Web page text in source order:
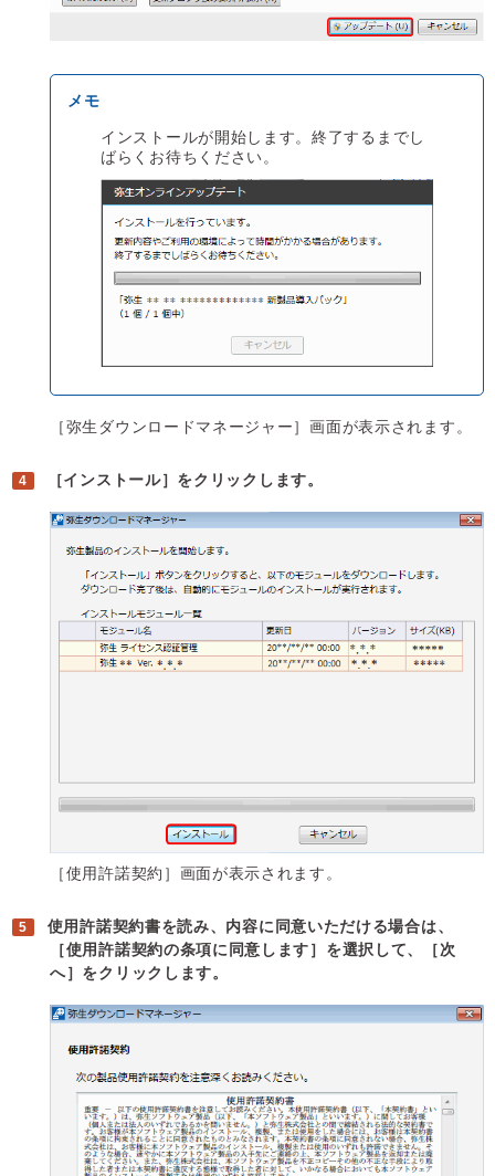
インストールが開始します。終了するまでし
ばらくお待ちください。
［弥生ダウンロードマネージャー］画面が表示されます。
［インストール］をクリックします。
［使用許諾契約］画面が表示されます。
使用許諾契約書を読み、内容に同意いただける場合は、
［使用許諾契約の条項に同意します］を選択して、［次
へ］をクリックします。